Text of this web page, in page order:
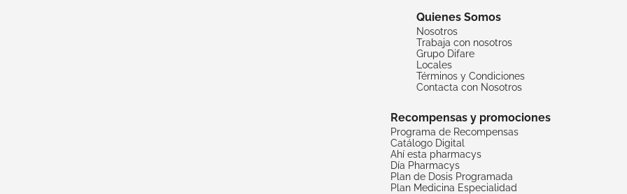
Quienes Somos
Nosotros
Trabaja con nosotros
Grupo Difare
Locales
Términos y Condiciones
Contacta con Nosotros
Recompensas y promociones
Programa de Recompensas
Catálogo Digital
Ahí esta pharmacys
Día Pharmacys
Plan de Dosis Programada
Plan Medicina Especialidad